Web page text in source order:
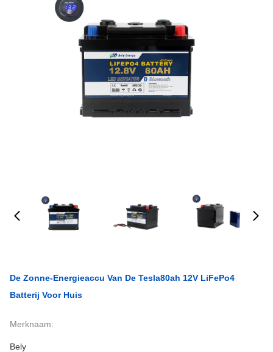
De Zonne-Energieaccu Van De Tesla80ah 12V LiFePo4
Batterij Voor Huis
Merknaam:
Bely